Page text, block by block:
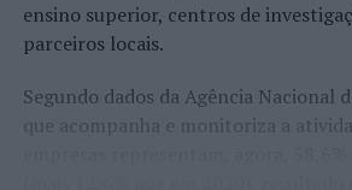
ensino superior, centros de
parceiros locais.
Segundo dados da Agência Nacional
que acompanha e monitoriza a